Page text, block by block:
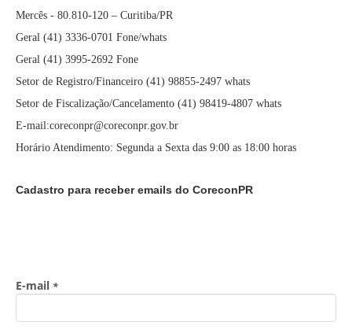
Mercês - 80.810-120 – Curitiba/PR
Geral (41) 3336-0701 Fone/whats
Geral (41) 3995-2692 Fone
Setor de Registro/Financeiro (41) 98855-2497 whats
Setor de Fiscalização/Cancelamento (41) 98419-4807 whats
E-mail:coreconpr@coreconpr.gov.br
Horário Atendimento: Segunda a Sexta das 9:00 as 18:00 horas
Cadastro para receber emails do CoreconPR